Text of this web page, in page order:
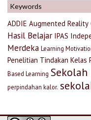
Keywords
ADDIE Augmented Reality
Hasil Belajar IPAS
Merdeka Learning
Penelitian Tindakan Kelas
Based Learning Sekolah
perpindahan kalor.